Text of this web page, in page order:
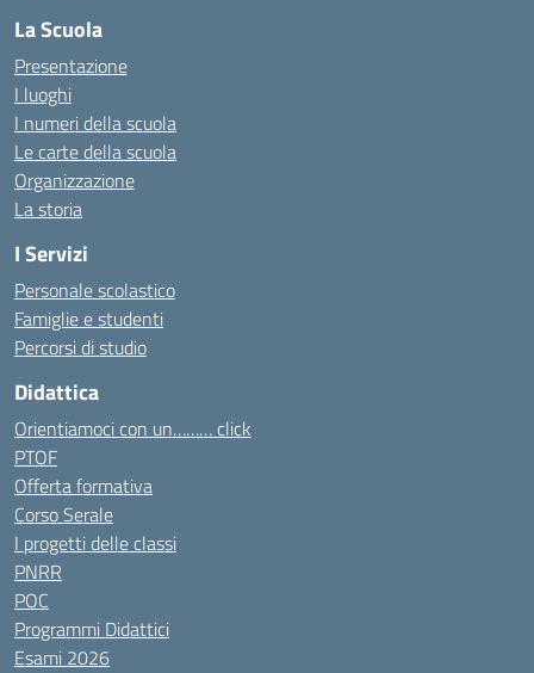
La Scuola
Presentazione
I luoghi
I numeri della scuola
Le carte della scuola
Organizzazione
La storia
I Servizi
Personale scolastico
Famiglie e studenti
Percorsi di studio
Didattica
Orientiamoci con un……… click
PTOF
Offerta formativa
Corso Serale
I progetti delle classi
PNRR
POC
Programmi Didattici
Esami 2026